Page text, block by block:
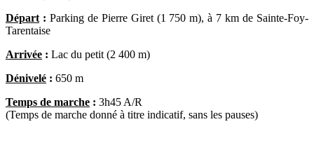
Départ : Parking de Pierre Giret (1 750 m), à 7 km de Sainte-Foy-
Tarentaise
Arrivée : Lac du petit (2 400 m)
Dénivelé : 650 m
Temps de marche : 3h45 A/R
(Temps de marche donné à titre indicatif, sans les pauses)